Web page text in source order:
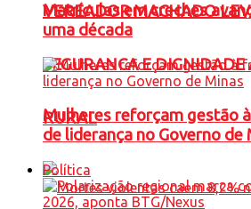
VEREADOR MACHADO
SEGURANCA E
RURAL
Matrículas em creches
uma década
Mulheres reforçam gestão
de liderança no Governo de
Política